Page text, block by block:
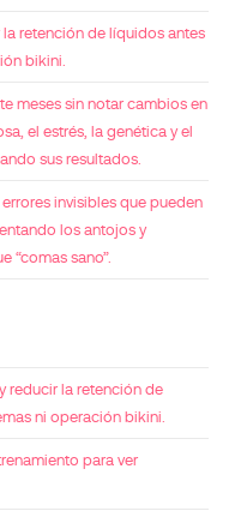
retención de líquidos antes
bikini.
meses sin notar cambios en
el estrés, la genética y el
sus resultados.
invisibles que pueden
los antojos y
“comas sano”.
reducir la retención de
ni operación bikini.
para ver